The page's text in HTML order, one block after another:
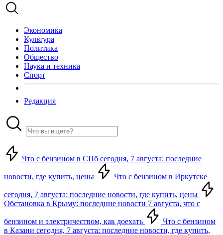
Экономика
Культура
Политика
Общество
Наука и техника
Спорт
Редакция
Что с бензином в СПб сегодня, 7 августа: последние
новости, где купить, цены Что с бензином в Иркутске
сегодня, 7 августа: последние новости, где купить, цены
Обстановка в Крыму: последние новости 7 августа, что с
бензином и электричеством, как доехать
Что с бензином
в Казани сегодня, 7 августа: последние новости, где купить,